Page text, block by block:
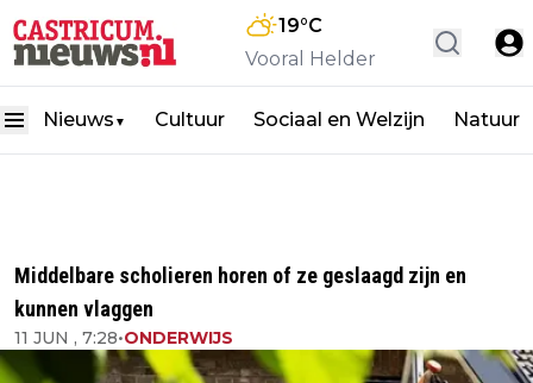
19°C
Vooral Helder
Nieuws ▼ Cultuur Sociaal en Welzijn Natuur
Middelbare scholieren horen of ze geslaagd zijn en
kunnen vlaggen
11 JUN , 7:28•ONDERWIJS